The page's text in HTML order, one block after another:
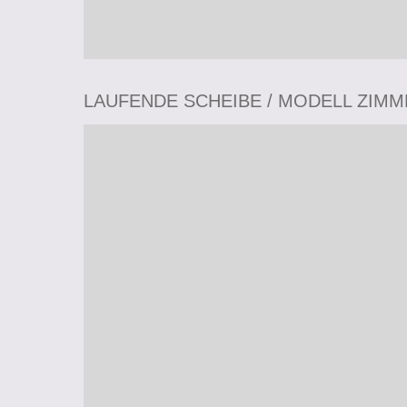
LAUFENDE SCHEIBE / MODELL